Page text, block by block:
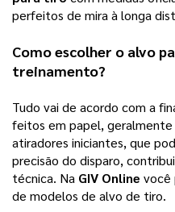
perfeitos de mira à longa
Como escolher o alvo
treinamento?
Tudo vai de acordo com a
feitos em papel, geralmente
atiradores iniciantes, que
precisão do disparo,
técnica. Na GIV Online você
de modelos de alvo de tiro.